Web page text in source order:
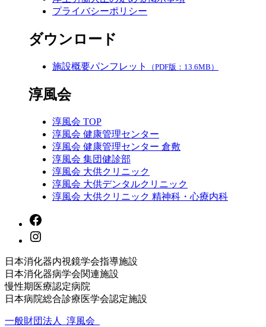
プライバシーポリシー
ダウンロード
施設概要パンフレット （PDF版：13.6MB）
淳風会
淳風会 TOP
淳風会 健康管理センター
淳風会 健康管理センター 倉敷
淳風会 集団健診部
淳風会 大供クリニック
淳風会 大供デンタルクリニック
淳風会 大供クリニック 精神科・心療内科
日本消化器内視鏡学会指導施設
日本消化器病学会関連施設
慢性期医療認定病院
日本病院総合診療医学会認定施設
一般財団法人 淳風会